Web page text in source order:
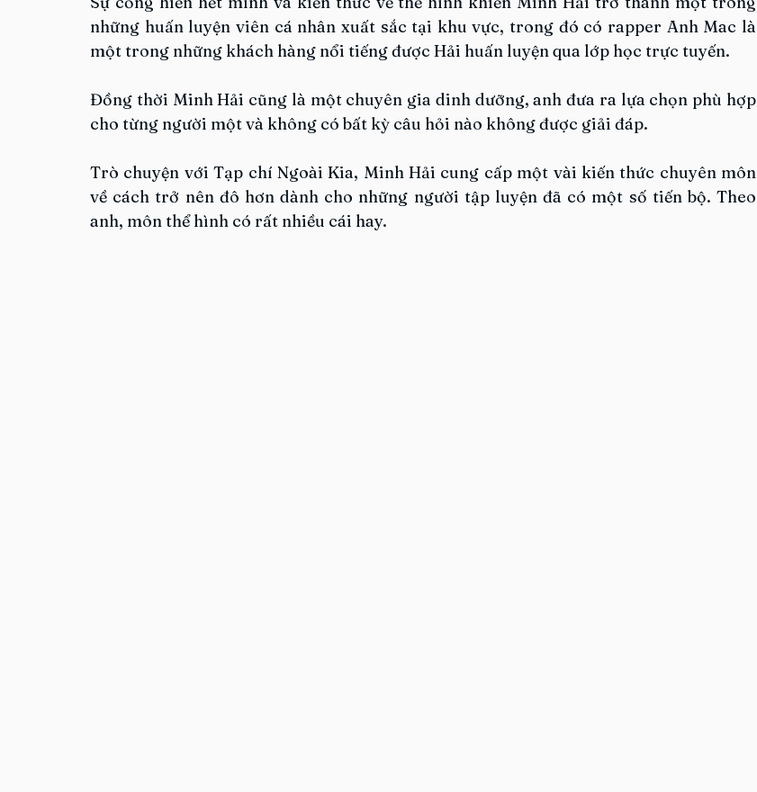
những huấn luyện viên cá nhân xuất sắc tại khu vực, trong đó có rapper Anh Mac là
một trong những khách hàng nổi tiếng được Hải huấn luyện qua lớp học trực tuyến.
Đồng thời Minh Hải cũng là một chuyên gia dinh dưỡng, anh đưa ra lựa chọn phù hợp
cho từng người một và không có bất kỳ câu hỏi nào không được giải đáp.
Trò chuyện với Tạp chí Ngoài Kia, Minh Hải cung cấp một vài kiến thức chuyên môn
về cách trở nên đô hơn dành cho những người tập luyện đã có một số tiến bộ. Theo
anh, môn thể hình có rất nhiều cái hay.